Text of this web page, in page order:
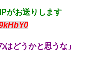
がお送りします
どうかと思うな」